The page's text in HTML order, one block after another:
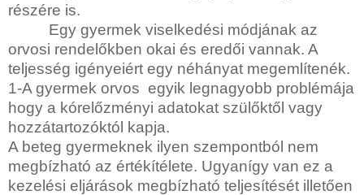
részére is.
Egy gyermek viselkedési módjának az
orvosi rendelőkben okai és eredői vannak. A
teljesség igényeiért egy néhányat megemlítenék.
1-A gyermek orvos egyik legnagyobb problémája
hogy a kórelőzményi adatokat szülőktől vagy
hozzátartozóktól kapja.
A beteg gyermeknek ilyen szempontból nem
megbízható az értékítélete. Ugyanígy van ez a
kezelési eljárások megbízható teljesítését illetően